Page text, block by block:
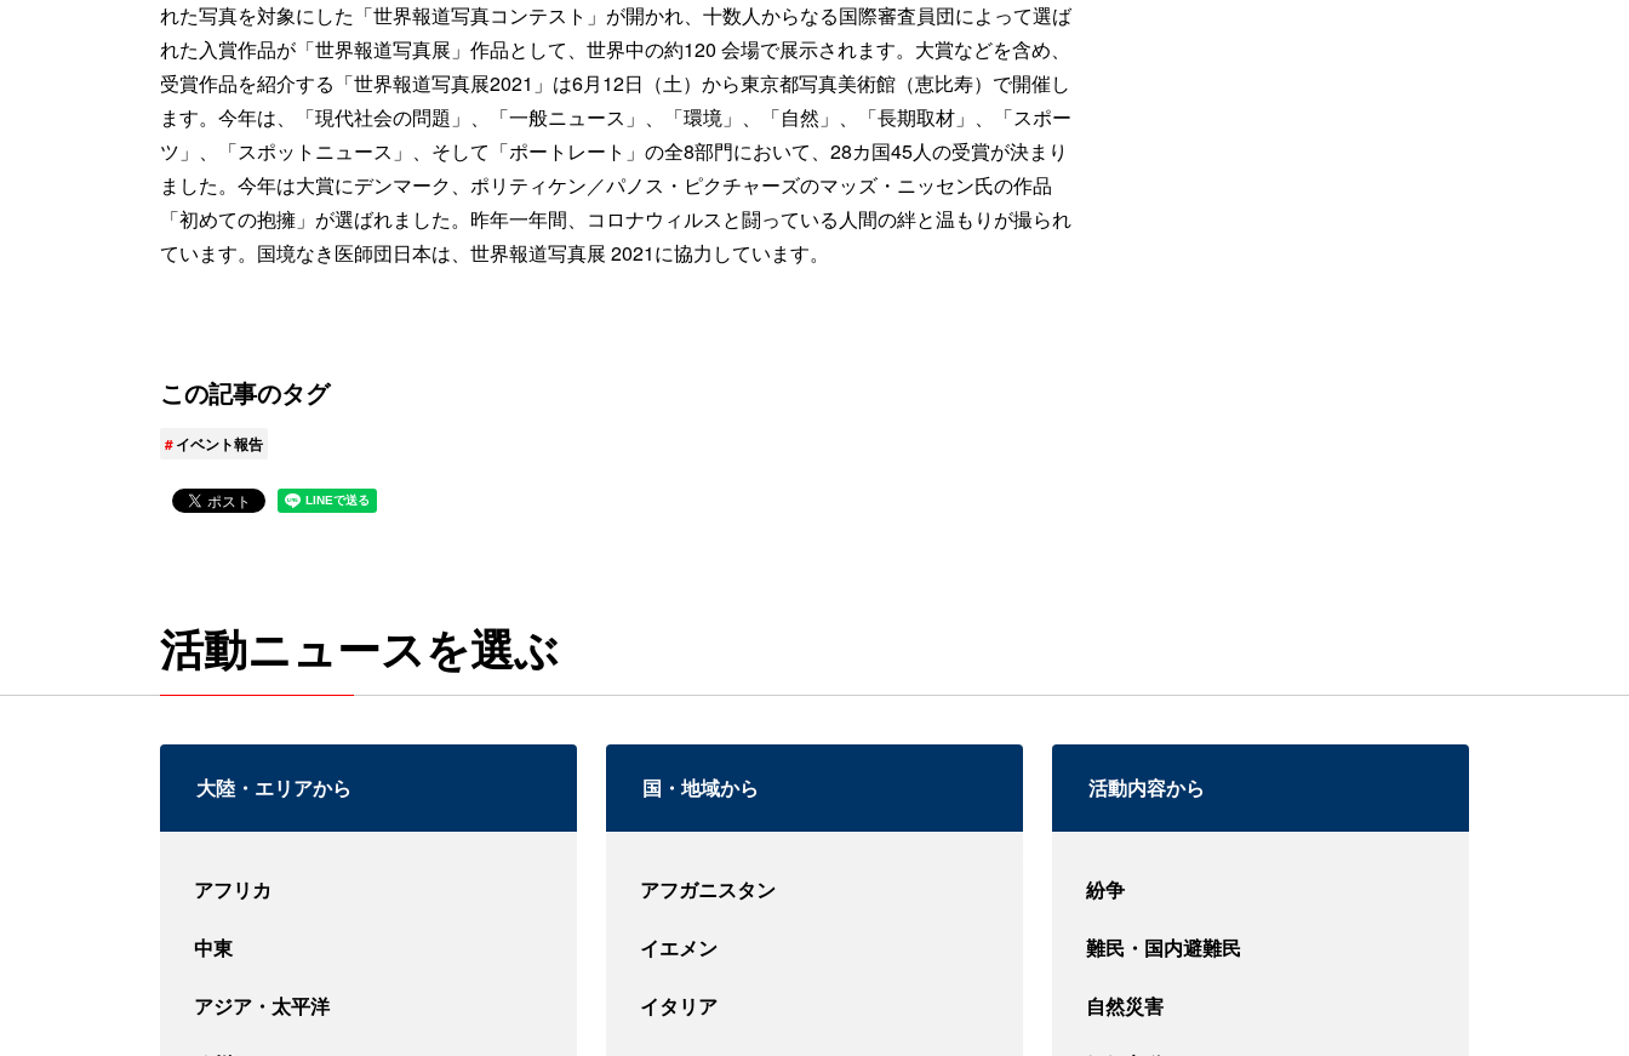
れた写真を対象にした「世界報道写真コンテスト」が開かれ、十数人からなる国際審査員団によって選ば
れた入賞作品が「世界報道写真展」作品として、世界中の約120 会場で展示されます。大賞などを含め、
受賞作品を紹介する「世界報道写真展2021」は6月12日（土）から東京都写真美術館（恵比寿）で開催し
ます。今年は、「現代社会の問題」、「一般ニュース」、「環境」、「自然」、「長期取材」、「スポー
ツ」、「スポットニュース」、そして「ポートレート」の全8部門において、28カ国45人の受賞が決まり
ました。今年は大賞にデンマーク、ポリティケン／パノス・ピクチャーズのマッズ・ニッセン氏の作品
「初めての抱擁」が選ばれました。昨年一年間、コロナウィルスと闘っている人間の絆と温もりが撮られ
ています。国境なき医師団日本は、世界報道写真展 2021に協力しています。
この記事のタグ
イベント報告
活動ニュースを選ぶ
大陸・エリアから 国・地域から 活動内容から